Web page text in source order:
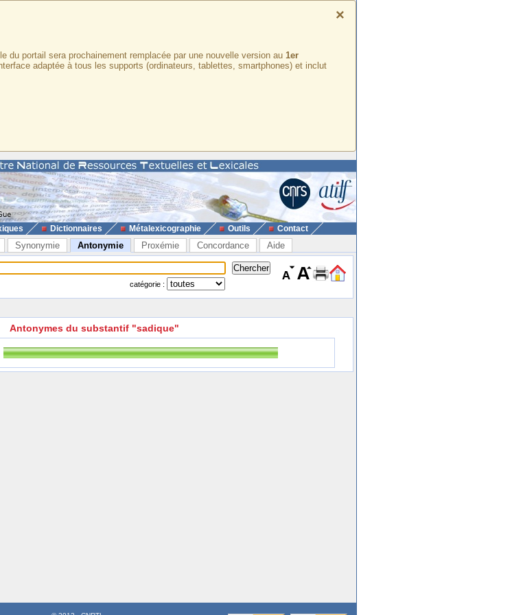
×
portail sera prochainement remplacée par une nouvelle version au 1er
adaptée à tous les supports (ordinateurs, tablettes, smartphones) et inclut
Dictionnaires Métalexicographie Outils Contact
Synonymie Antonymie Proxémie Concordance Aide
catégorie :
Antonymes du substantif "sadique"